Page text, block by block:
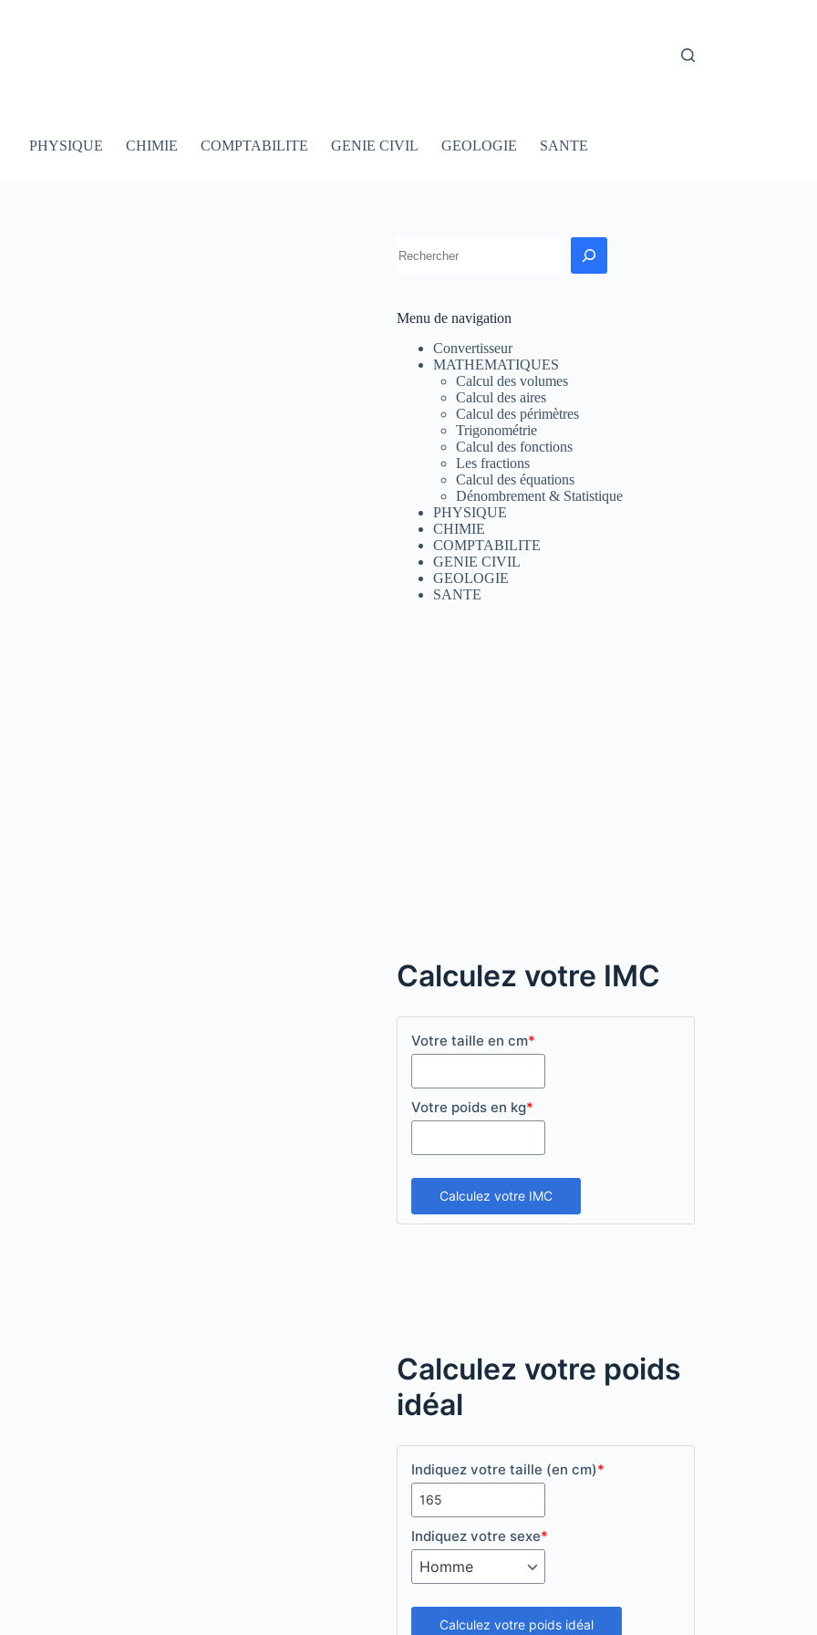
PHYSIQUE CHIMIE COMPTABILITE GENIE CIVIL GEOLOGIE SANTE
Menu de navigation
Convertisseur
MATHEMATIQUES
Calcul des volumes
Calcul des aires
Calcul des périmètres
Trigonométrie
Calcul des fonctions
Les fractions
Calcul des équations
Dénombrement & Statistique
PHYSIQUE
CHIMIE
COMPTABILITE
GENIE CIVIL
GEOLOGIE
SANTE
Calculez votre IMC
Votre taille en cm*
Votre poids en kg*
Calculez votre IMC
Calculez votre poids
idéal
Indiquez votre taille (en cm)*
Indiquez votre sexe*
Calculez votre poids idéal